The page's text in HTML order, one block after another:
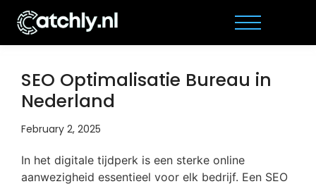
SEO Optimalisatie Bureau in
Nederland
February 2, 2025
In het digitale tijdperk is een sterke online
aanwezigheid essentieel voor elk bedrijf. Een SEO